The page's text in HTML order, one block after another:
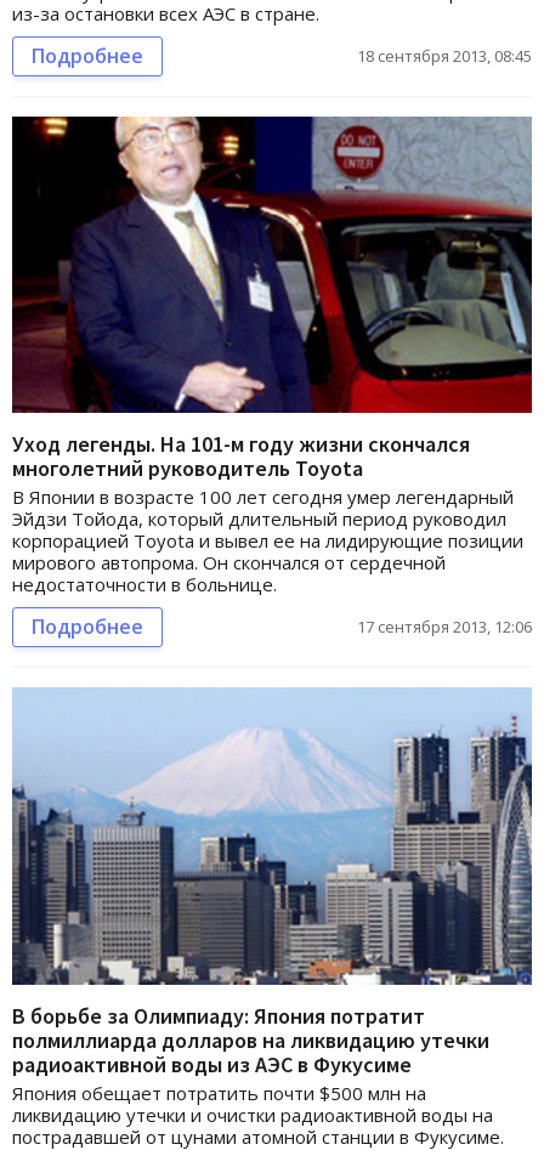
из-за остановки всех АЭС в стране.
Подробнее 18 сентября 2013, 08:45
Уход легенды. На 101-м году жизни скончался
многолетний руководитель Toyota
В Японии в возрасте 100 лет сегодня умер легендарный
Эйдзи Тойода, который длительный период руководил
корпорацией Toyota и вывел ее на лидирующие позиции
мирового автопрома. Он скончался от сердечной
недостаточности в больнице.
Подробнее 17 сентября 2013, 12:06
В борьбе за Олимпиаду: Япония потратит
полмиллиарда долларов на ликвидацию утечки
радиоактивной воды из АЭС в Фукусиме
Япония обещает потратить почти $500 млн на
ликвидацию утечки и очистки радиоактивной воды на
пострадавшей от цунами атомной станции в Фукусиме.